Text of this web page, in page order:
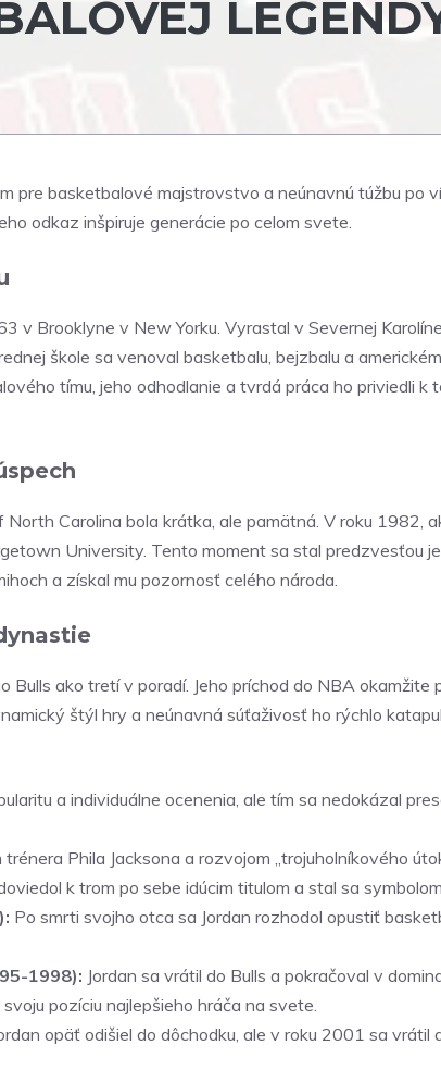
pre basketbalové majstrovstvo a neúnavnú túžbu po
odkaz inšpiruje generácie po celom svete.
v Brooklyne v New Yorku. Vyrastal v Severnej
škole sa venoval basketbalu, bejzbalu a
tímu, jeho odhodlanie a tvrdá práca ho priviedli k
Carolina bola krátka, ale pamätná. V roku 1982,
University. Tento moment sa stal predzvesťou
a získal mu pozornosť celého národa.
ako tretí v poradí. Jeho príchod do NBA okamžite
štýl hry a neúnavná súťaživosť ho rýchlo
a individuálne ocenenia, ale tím sa nedokázal
trénera Phila Jacksona a rozvojom „trojuholníkového
k trom po sebe idúcim titulom a stal sa
Po smrti svojho otca sa Jordan rozhodol opustiť
1998): Jordan sa vrátil do Bulls a pokračoval v
pozíciu najlepšieho hráča na svete.
opäť odišiel do dôchodku, ale v roku 2001 sa vrátil